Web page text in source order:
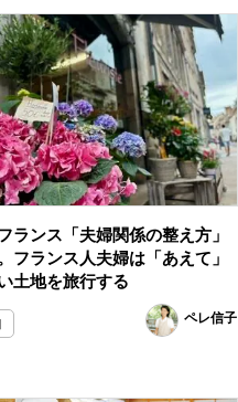
ランス「夫婦関係の整え方」
フランス人夫婦は「あえて」
土地を旅行する
ペレ信子